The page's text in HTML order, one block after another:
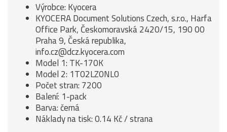
Výrobce: Kyocera
KYOCERA Document Solutions Czech, s.r.o., Harfa
Office Park, Českomoravská 2420/15, 190 00
Praha 9, Česká republika,
info.cz@dcz.kyocera.com
Model 1: TK-170K
Model 2: 1T02LZ0NL0
Počet stran: 7200
Balení: 1-pack
Barva: černá
Náklady na tisk: 0.14 Kč / strana